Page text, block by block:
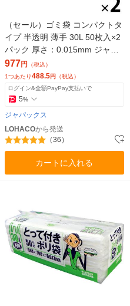
（セール）ゴミ袋 コンパクトタ
イプ 半透明 薄手 30L 50枚入×2
パック 厚さ：0.015mm ジャパ
ックス（イチオシ）
977円
（税込）
1つあたり488.5円 （税込）
ログイン&全額PayPay支払いで
5%
ジャパックス
LOHACOから発送
（36）
カートに入れる